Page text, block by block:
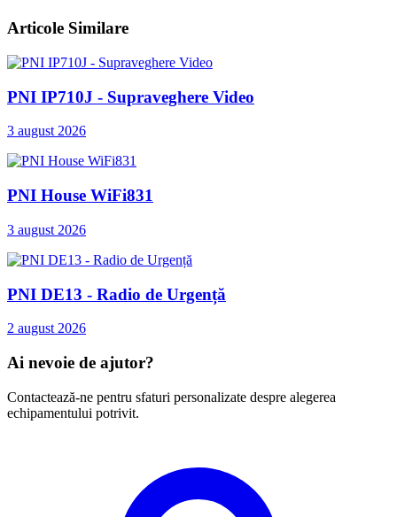
Articole Similare
PNI IP710J - Supraveghere Video
3 august 2026
PNI House WiFi831
3 august 2026
PNI DE13 - Radio de Urgență
2 august 2026
Ai nevoie de ajutor?
Contactează-ne pentru sfaturi personalizate despre alegerea
echipamentului potrivit.